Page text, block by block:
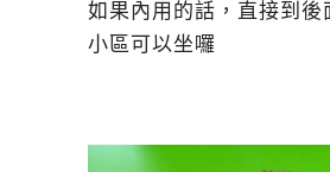
如果內用的話，直接到後
小區可以坐囉